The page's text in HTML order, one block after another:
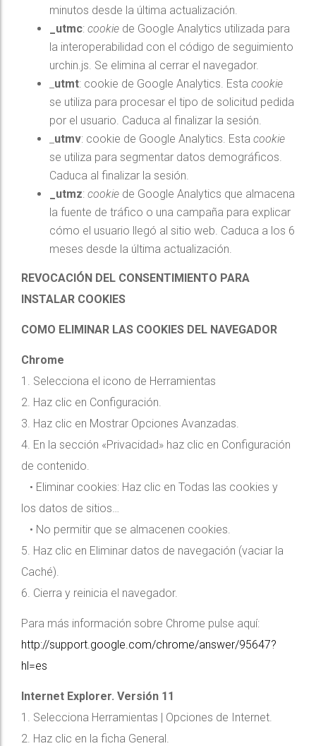
minutos desde la última actualización.
_utmc: cookie de Google Analytics utilizada para
la interoperabilidad con el código de seguimiento
urchin.js. Se elimina al cerrar el navegador.
utmt: cookie de Google Analytics. Esta cookie
se utiliza para procesar el tipo de solicitud pedida
por el usuario. Caduca al finalizar la sesión.
utmv: cookie de Google Analytics. Esta cookie
se utiliza para segmentar datos demográficos.
Caduca al finalizar la sesión.
_utmz: cookie de Google Analytics que almacena
la fuente de tráfico o una campaña para explicar
cómo el usuario llegó al sitio web. Caduca a los 6
meses desde la última actualización.
REVOCACIÓN DEL CONSENTIMIENTO PARA
INSTALAR COOKIES
COMO ELIMINAR LAS COOKIES DEL NAVEGADOR
Chrome
1. Selecciona el icono de Herramientas
2. Haz clic en Configuración.
3. Haz clic en Mostrar Opciones Avanzadas.
4. En la sección «Privacidad» haz clic en Configuración
de contenido.
• Eliminar cookies: Haz clic en Todas las cookies y
los datos de sitios…
• No permitir que se almacenen cookies.
5. Haz clic en Eliminar datos de navegación (vaciar la
Caché).
6. Cierra y reinicia el navegador.
Para más información sobre Chrome pulse aquí:
http://support.google.com/chrome/answer/95647?
hl=es
Internet Explorer. Versión 11
1. Selecciona Herramientas | Opciones de Internet.
2. Haz clic en la ficha General.